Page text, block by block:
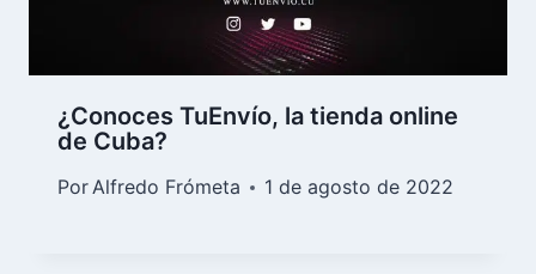
¿Conoces TuEnvío, la tienda online
de Cuba?
PorAlfredo Frómeta 1 de agosto de 2022